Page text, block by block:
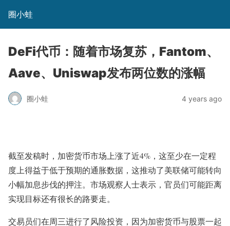
圈小蛙
DeFi代币：随着市场复苏，Fantom、
Aave、Uniswap发布两位数的涨幅
圈小蛙 4 years ago
截至发稿时，加密货币市场上涨了近4%，这至少在一定程
度上得益于低于预期的通胀数据，这推动了美联储可能转向
小幅加息步伐的押注。市场观察人士表示，官员们可能距离
实现目标还有很长的路要走。
交易员们在周三进行了风险投资，因为加密货币与股票一起